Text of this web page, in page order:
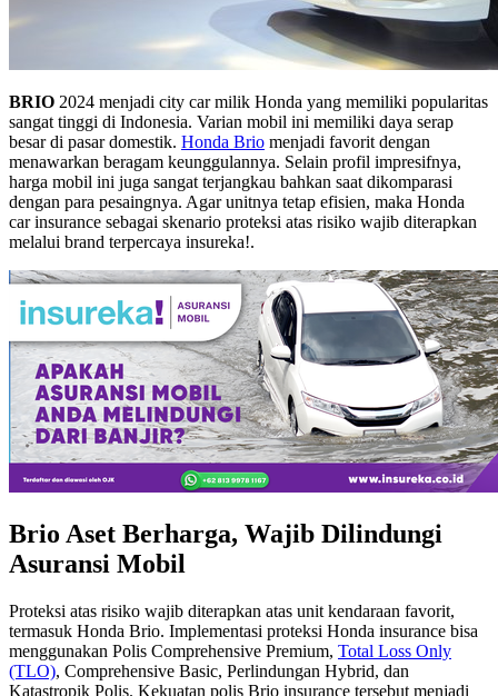
BRIO 2024 menjadi city car milik Honda yang memiliki popularitas
sangat tinggi di Indonesia. Varian mobil ini memiliki daya serap
besar di pasar domestik. Honda Brio menjadi favorit dengan
menawarkan beragam keunggulannya. Selain profil impresifnya,
harga mobil ini juga sangat terjangkau bahkan saat dikomparasi
dengan para pesaingnya. Agar unitnya tetap efisien, maka Honda
car insurance sebagai skenario proteksi atas risiko wajib diterapkan
melalui brand terpercaya insureka!.
Brio Aset Berharga, Wajib Dilindungi
Asuransi Mobil
Proteksi atas risiko wajib diterapkan atas unit kendaraan favorit,
termasuk Honda Brio. Implementasi proteksi Honda insurance bisa
menggunakan Polis Comprehensive Premium, Total Loss Only
(TLO), Comprehensive Basic, Perlindungan Hybrid, dan
Katastropik Polis. Kekuatan polis Brio insurance tersebut menjadi